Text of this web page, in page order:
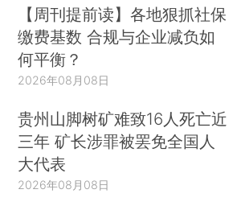
【周刊提前读】各地狠抓社保
缴费基数 合规与企业减负如
何平衡？
2026年08月08日
贵州山脚树矿难致16人死亡近
三年 矿长涉罪被罢免全国人
大代表
2026年08月08日